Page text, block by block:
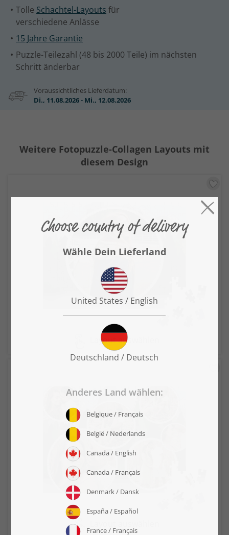
Tolle Schachtel-Layouts für
verschiedene Anlässe
15 Jahre Garantie
Puzzle-Teilezahl (48 bis 2000 Teile) im nächsten
Schritt änderbar
Voraussichtliches Lieferdatum:
Di., 11.08.2026 - Mi., 12.08.2026
Weitere Fotopuzzle-Collagen Layouts mit
diesem Design
Layout auswählen